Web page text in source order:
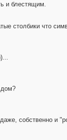
и блестящим.
столбики что
собственно и